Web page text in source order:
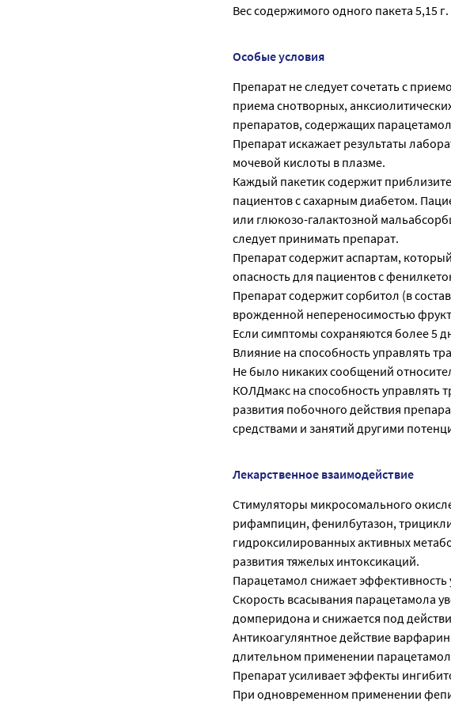
Вес содержимого одного пакета 5,15 г.
Особые условия
Препарат не следует сочетать с
приема снотворных,
препаратов, содержащих
Препарат искажает результаты
мочевой кислоты в плазме.
Каждый пакетик содержит
пациентов с сахарным диабетом.
или глюкозо-галактозной
следует принимать препарат.
Препарат содержит аспартам,
опасность для пациентов с
Препарат содержит сорбитол (в
врожденной непереносимостью
Если симптомы сохраняются более 5
Влияние на способность управлять
Не было никаких сообщений
КОЛДмакс на способность управлять
развития побочного действия
средствами и занятий другими
Лекарственное взаимодействие
Стимуляторы микросомального
рифампицин, фенилбутазон,
гидроксилированных активных
развития тяжелых интоксикаций.
Парацетамол снижает эффективность
Скорость всасывания парацетамола
домперидона и снижается под
Антикоагулянтное действие
длительном применении
Препарат усиливает эффекты
При одновременном применении